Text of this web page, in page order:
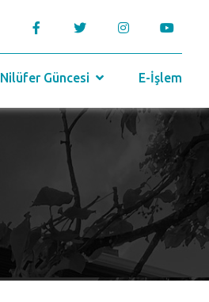
Nilüfer Güncesi E-İşlem